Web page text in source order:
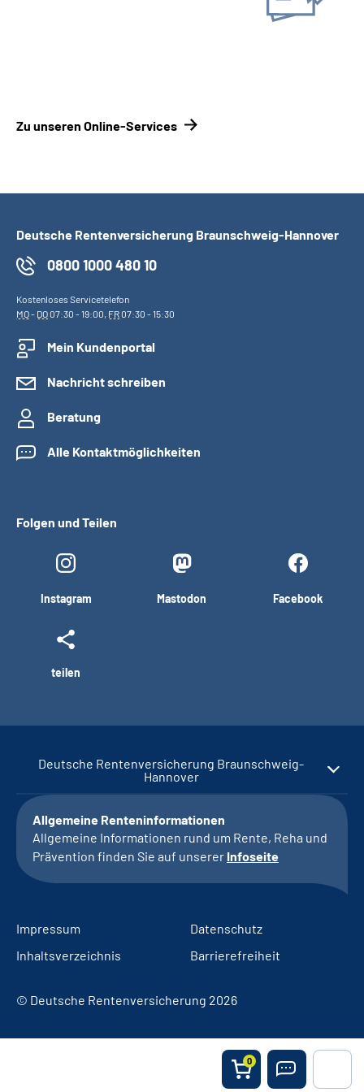
Zu unseren Online-Services
0
Deutsche Rentenversicherung Braunschweig-Hannover
0800 1000 480 10
Kostenloses Servicetelefon
MO- DO07:30 - 19:00, FR07:30 - 15:30
Mein Kundenportal
Nachricht schreiben
Beratung
Alle Kontaktmöglichkeiten
Folgen und Teilen
Instagram Mastodon Facebook
teilen
Deutsche Rentenversicherung Braunschweig-
Hannover
Allgemeine Renteninformationen
Allgemeine Informationen rund um Rente, Reha und
Prävention finden Sie auf unserer Infoseite
Impressum
Datenschutz
Inhaltsverzeichnis
Barrierefreiheit
© Deutsche Rentenversicherung 2026